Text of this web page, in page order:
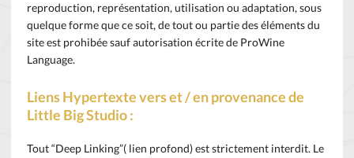
reproduction, représentation, utilisation ou adaptation, sous
quelque forme que ce soit, de tout ou partie des éléments du
site est prohibée sauf autorisation écrite de ProWine
Language.
Liens Hypertexte vers et / en provenance de
Little Big Studio :
Tout “Deep Linking”( lien profond) est strictement interdit. Le